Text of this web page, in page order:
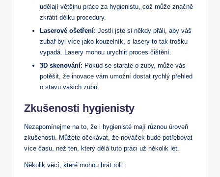
udělají většinu práce za hygienistu, což může značně
zkrátit délku procedury.
Laserové ošetření: Jestli jste si někdy přáli, aby váš
zubař byl více jako kouzelník, s lasery to tak trošku
vypadá. Lasery mohou urychlit proces čištění.
3D skenování: Pokud se staráte o zuby, může vás
potěšit, že inovace vám umožní dostat rychlý přehled
o stavu vašich zubů.
Zkušenosti hygienisty
Nezapomínejme na to, že i hygienisté mají různou úroveň
zkušenosti. Můžete očekávat, že nováček bude potřebovat
více času, než ten, který dělá tuto práci už několik let.
Několik věcí, které mohou hrát roli: